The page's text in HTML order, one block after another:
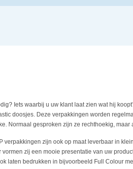
Iets waarbij u uw klant laat zien wat hij
doosjes. Deze verpakkingen worden
Normaal gesproken zijn ze rechthoekig, maar
verpakkingen zijn ook op maat leverbaar in
vormen zij een mooie presentatie van uw
laten bedrukken in bijvoorbeeld Full Colour